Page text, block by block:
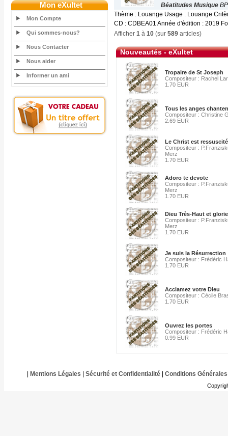
Mon eXultet
Mon Compte
Qui sommes-nous?
Nous Contacter
Nous aider
Informer un ami
Béatitudes Musique
Thème : Louange Usage : Louange
CD : CDBEA01 Année d'édition : 2019
Afficher 1 à 10 (sur 589 articles)
Nouveautés - eXultet
Tropaire de St Joseph
Compositeur : Rachel
1.70 EUR
Tous les anges
Compositeur : Christine
2.69 EUR
Le Christ est
Compositeur :
Merz
1.70 EUR
Adoro te devote
Compositeur :
Merz
1.70 EUR
Dieu Très-Haut et
Compositeur :
Merz
1.70 EUR
Je suis la Résurrection
Compositeur : Frédéric
1.70 EUR
Acclamez votre Dieu
Compositeur : Cécile
1.70 EUR
Ouvrez les portes
Compositeur : Frédéric
0.99 EUR
Mentions Légales Sécurité et Confidentialité| Conditions Générales